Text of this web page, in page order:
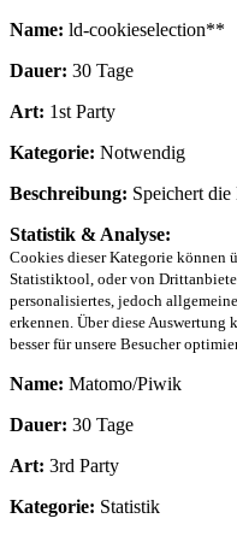
Name: ld-cookieselection**
Dauer: 30 Tage
Art: 1st Party
Kategorie: Notwendig
Beschreibung: Speichert
Statistik & Analyse:
Cookies dieser Kategorie können
Statistiktool, oder von
personalisiertes, jedoch
erkennen. Über diese Auswertung
besser für unsere Besucher
Name: Matomo/Piwik
Dauer: 30 Tage
Art: 3rd Party
Kategorie: Statistik